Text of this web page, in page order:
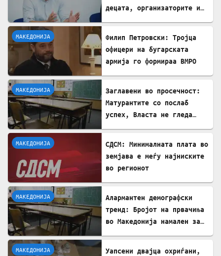
децата, организаторите и
МАКЕДОНИЈА
Филип Петровски: Тројца
офицери на бугарската
армија го формираа ВМРО
МАКЕДОНИЈА
Заглавени во просечност:
Матурантите со послаб
успех, Власта не гледа
МАКЕДОНИЈА
СДСМ: Минималната плата во
земјава е меѓу најниските
во регионот
МАКЕДОНИЈА
Алармантен демографски
тренд: Бројот на првачиња
во Македонија намален за
МАКЕДОНИЈА
Уапсени двајца охриѓани,